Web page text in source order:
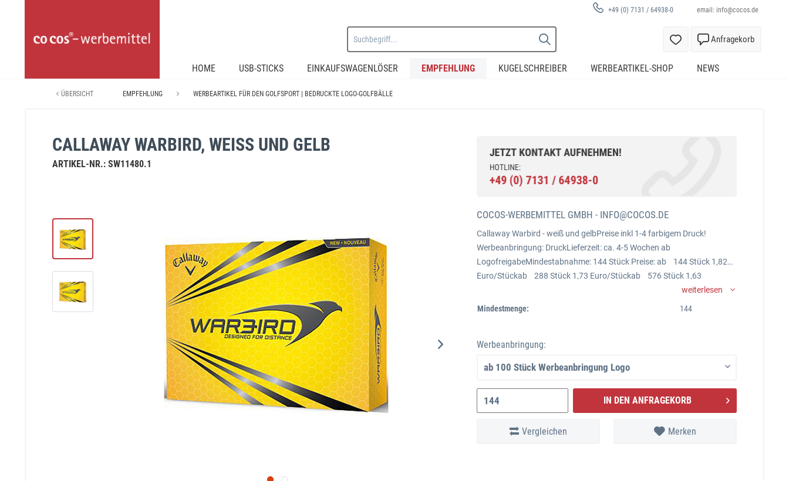
email: info@cocos.de
+49 (0) 7131 / 64938-0
Anfragekorb
HOME USB-STICKS EINKAUFSWAGENLÖSER EMPFEHLUNG KUGELSCHREIBER WERBEARTIKEL-SHOP NEWS
ÜBERSICHT EMPFEHLUNG WERBEARTIKEL FÜR DEN GOLFSPORT | BEDRUCKTE LOGO-GOLFBÄLLE
CALLAWAY WARBIRD, WEISS UND GELB
ARTIKEL-NR.: SW11480.1
COCOS-WERBEMITTEL GMBH - INFO@COCOS.DE
Callaway Warbird - weiß und gelbPreise inkl 1-4 farbigem Druck!
Werbeanbringung: DruckLieferzeit: ca. 4-5 Wochen ab
LogofreigabeMindestabnahme: 144 Stück Preise: ab 144 Stück 1,82
Euro/Stückab 288 Stück 1,73 Euro/Stückab 576 Stück 1,63
Euro/Stückab 1152 Stück 1,54 Euro/Stückinklusive 1-4 farbigem Druck
(Vollton nach Pantone/kein Rasterdruck)zzgl. einmalig 50,00 Euro
weiterlesen
Mindestmenge:
144
Werbeanbringung:
IN DEN ANFRAGEKORB
Vergleichen Merken